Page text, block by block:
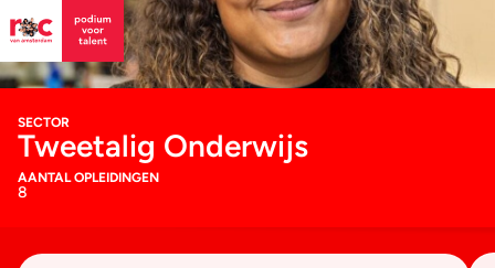
SECTOR
Tweetalig Onderwijs
AANTAL OPLEIDINGEN
8